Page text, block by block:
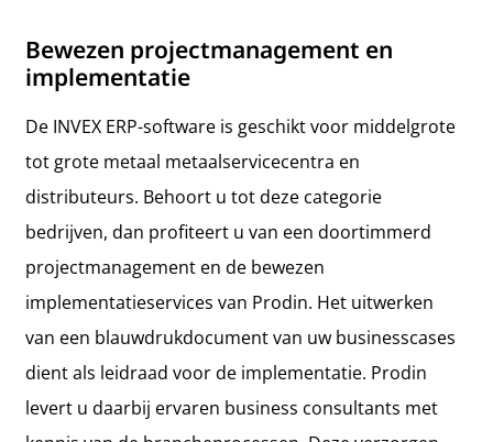
Bewezen projectmanagement en
implementatie
De INVEX ERP-software is geschikt voor middelgrote
tot grote metaal metaalservicecentra en
distributeurs. Behoort u tot deze categorie
bedrijven, dan profiteert u van een doortimmerd
projectmanagement en de bewezen
implementatieservices van Prodin. Het uitwerken
van een blauwdruk­document van uw businesscases
dient als leidraad voor de implementatie. Prodin
levert u daarbij ervaren business consultants met